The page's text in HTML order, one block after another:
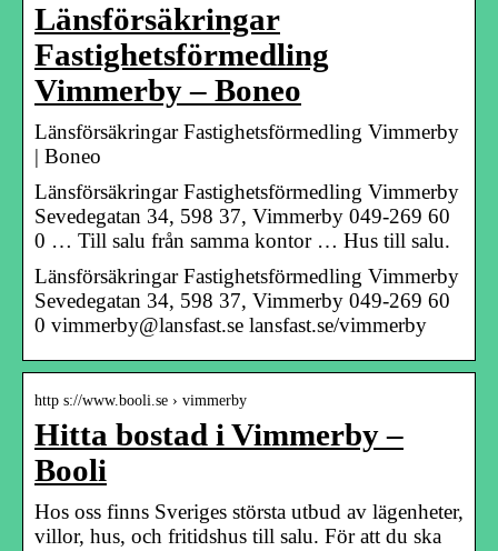
Länsförsäkringar
Fastighetsförmedling
Vimmerby – Boneo
Länsförsäkringar Fastighetsförmedling Vimmerby
| Boneo
Länsförsäkringar Fastighetsförmedling Vimmerby
Sevedegatan 34, 598 37, Vimmerby 049-269 60
0 … Till salu från samma kontor … Hus till salu.
Länsförsäkringar Fastighetsförmedling Vimmerby
Sevedegatan 34, 598 37, Vimmerby 049-269 60
0 vimmerby@lansfast.se lansfast.se/vimmerby
http s://www.booli.se › vimmerby
Hitta bostad i Vimmerby –
Booli
Hos oss finns Sveriges största utbud av lägenheter,
villor, hus, och fritidshus till salu. För att du ska